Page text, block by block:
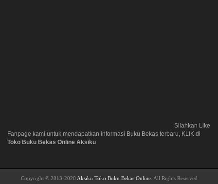
Silahkan Like
Fanpage kami untuk mendapatkan informasi Buku Bekas terbaru, KLIK di
Toko Buku Bekas Online Aksiku
Copyright © 2013-2020 Aksiku Toko Buku Bekas Online. All Rights Reserved